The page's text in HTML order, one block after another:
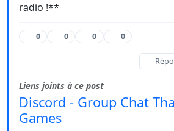
radio !**
0 0 0 0
Liens joints à ce post
Discord - Group Chat
Games